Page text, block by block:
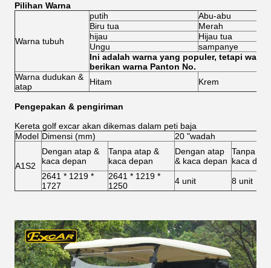
Pilihan Warna
Warna tubuh
putih
Abu-abu
Biru tua
Merah
hijau
Hijau tua
Ungu
sampanye
Ini adalah warna yang populer, tetapi
berikan warna Panton No.
Warna dudukan &
atap
Hitam Krem
Pengepakan & pengiriman
Kereta golf excar akan dikemas dalam peti baja
Model Dimensi (mm) 20 "wadah
A1S2
Dengan atap &
kaca depan
Tanpa atap &
kaca depan
Dengan atap
& kaca depan
Tanpa
kaca
2641 * 1219 *
1727
2641 * 1219 *
1250
4 unit 8 unit